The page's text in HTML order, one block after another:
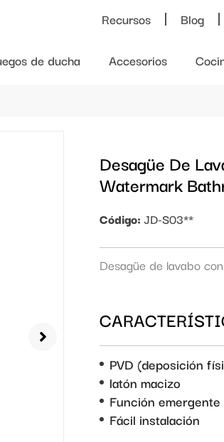
Recursos Blog
de ducha Accesorios
Desagüe De
Watermark
Código:JD-S03**
Desagüe de lavabo
PVD (deposición
latón macizo
Función emergente
Fácil instalación